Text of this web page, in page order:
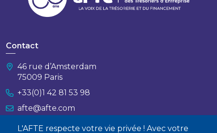
L'AFTE respecte votre vie privée ! Avec votre
Contact
46 rue d’Amsterdam
75009 Paris
+33(0)1 42 81 53 98
afte@afte.com
Nous contacter